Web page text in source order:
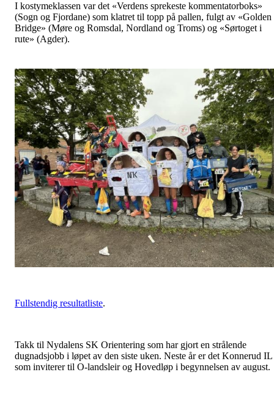
I kostymeklassen var det «Verdens sprekeste kommentatorboks»
(Sogn og Fjordane) som klatret til topp på pallen, fulgt av «Golden
Bridge» (Møre og Romsdal, Nordland og Troms) og «Sørtoget i
rute» (Agder).
Fullstendig resultatliste.
Takk til Nydalens SK Orientering som har gjort en strålende
dugnadsjobb i løpet av den siste uken. Neste år er det Konnerud IL
som inviterer til O-landsleir og Hovedløp i begynnelsen av august.